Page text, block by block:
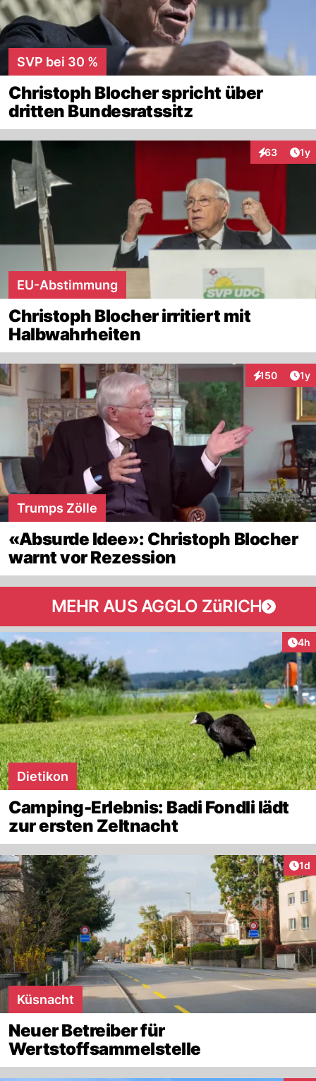
SVP bei 30 %
Christoph Blocher spricht über
dritten Bundesratssitz
63 1y
EU-Abstimmung
Christoph Blocher irritiert mit
Halbwahrheiten
150
Interaktionen
1y
Trumps Zölle
«Absurde Idee»: Christoph Blocher
warnt vor Rezession
MEHR AUS AGGLO ZüRICH
4h
Dietikon
Camping-Erlebnis: Badi Fondli lädt
zur ersten Zeltnacht
1d
Küsnacht
Neuer Betreiber für
Wertstoffsammelstelle